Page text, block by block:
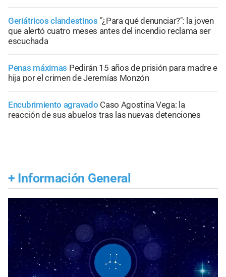
Geriátricos clandestinos "¿Para qué denunciar?": la joven
que alertó cuatro meses antes del incendio reclama ser
escuchada
Penas máximas Pedirán 15 años de prisión para madre e
hija por el crimen de Jeremías Monzón
Encubrimiento agravado Caso Agostina Vega: la
reacción de sus abuelos tras las nuevas detenciones
+ Información General